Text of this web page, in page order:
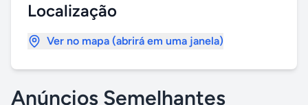
Localização
Ver no mapa (abrirá em uma janela)
Anúncios Semelhantes